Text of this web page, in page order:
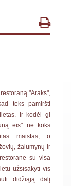
"Araks",
teks pamiršti
Ir kodėl gi
eis" ne koks
maistas, o
žalumynų ir
su visa
užsisakyti vis
didžiąją dalį